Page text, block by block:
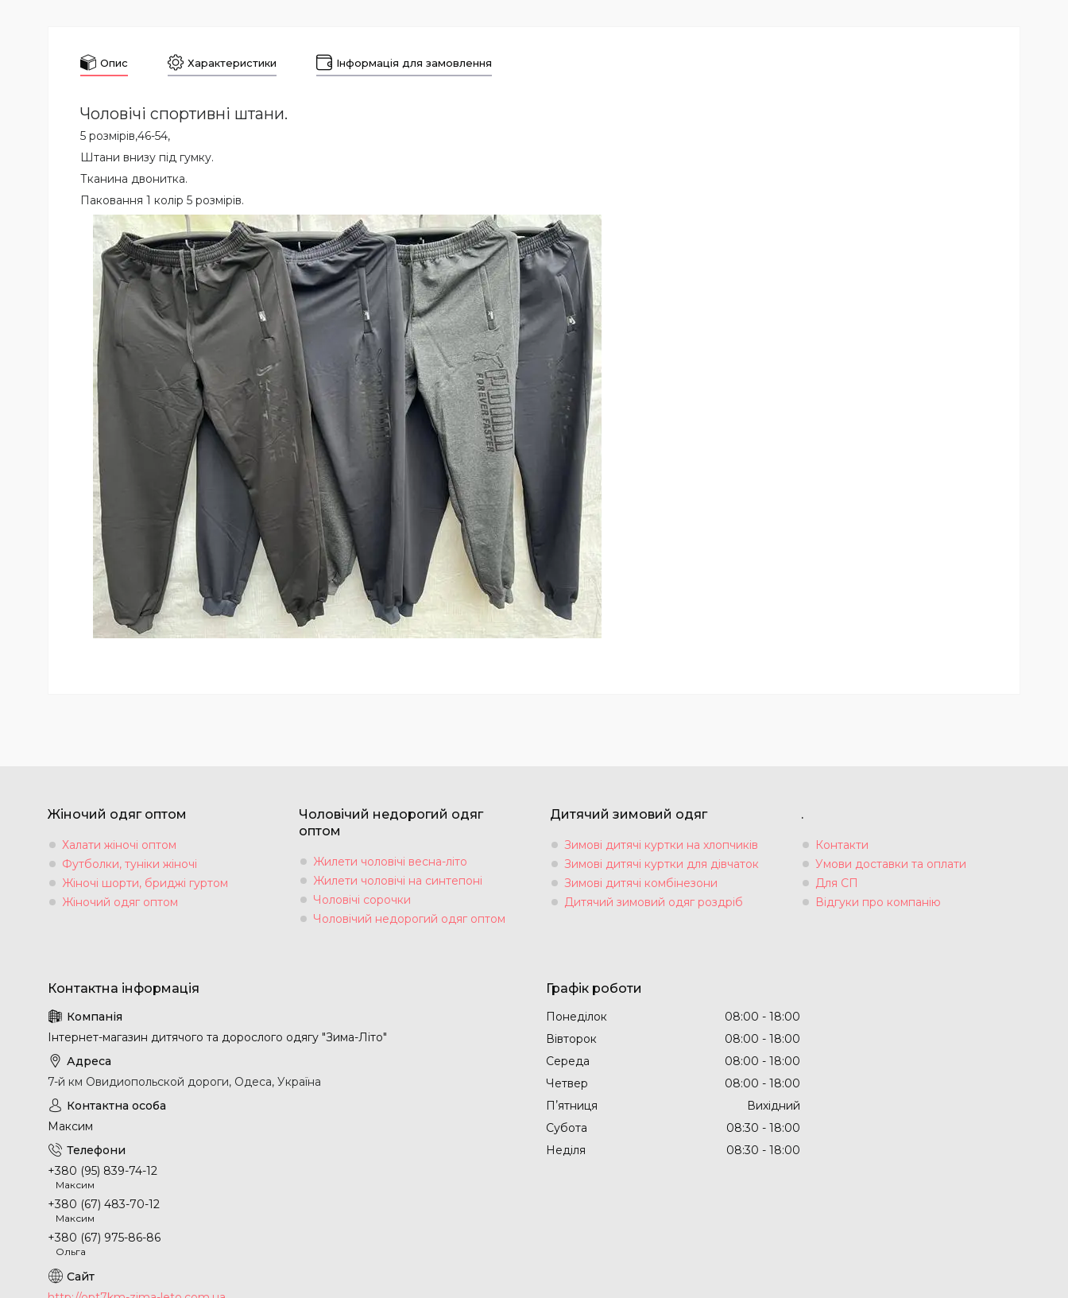
Опис Характеристики Інформація для замовлення
Чоловічі спортивні штани.
5 розмірів,46-54,
Штани внизу під гумку.
Тканина двонитка.
Паковання 1 колір 5 розмірів.
Жіночий одяг оптом
Халати жіночі оптом
Футболки, туніки жіночі
Жіночі шорти, бриджі гуртом
Жіночий одяг оптом
Чоловічий недорогий одяг
оптом
Жилети чоловічі весна-літо
Жилети чоловічі на синтепоні
Чоловічі сорочки
Чоловічий недорогий одяг оптом
Дитячий зимовий одяг
Зимові дитячі куртки на хлопчиків
Зимові дитячі куртки для дівчаток
Зимові дитячі комбінезони
Дитячий зимовий одяг роздріб
.
Контакти
Умови доставки та оплати
Для СП
Відгуки про компанію
Інтернет-магазин дитячого та дорослого одягу "Зима-Літо"
7-й км Овидиопольской дороги, Одеса, Україна
Максим
+380 (95) 839-74-12
Максим
+380 (67) 483-70-12
Максим
+380 (67) 975-86-86
Ольга
Графік роботи
Понеділок 08:00
18:00
Вівторок
08:00
18:00
Середа
08:00
18:00
Четвер
08:00
18:00
Пʼятниця
Вихідний
Субота
08:30
18:00
Неділя
08:30 18:00